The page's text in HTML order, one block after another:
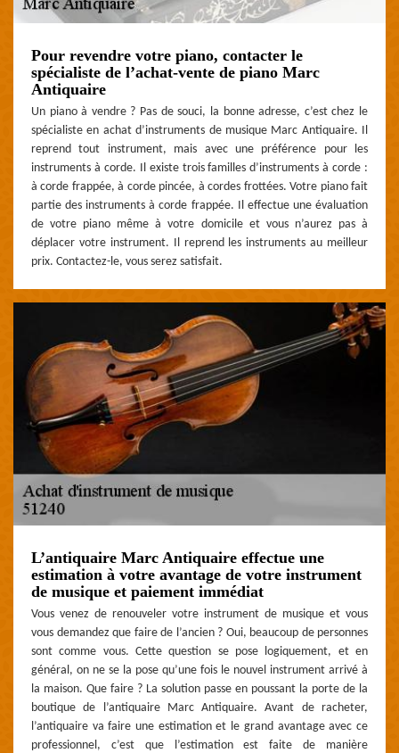
Pour revendre votre piano, contacter le
spécialiste de l’achat-vente de piano Marc
Antiquaire
Un piano à vendre ? Pas de souci, la bonne adresse, c’est chez le
spécialiste en achat d’instruments de musique Marc Antiquaire. Il
reprend tout instrument, mais avec une préférence pour les
instruments à corde. Il existe trois familles d’instruments à corde :
à corde frappée, à corde pincée, à cordes frottées. Votre piano fait
partie des instruments à corde frappée. Il effectue une évaluation
de votre piano même à votre domicile et vous n’aurez pas à
déplacer votre instrument. Il reprend les instruments au meilleur
prix. Contactez-le, vous serez satisfait.
L’antiquaire Marc Antiquaire effectue une
estimation à votre avantage de votre instrument
de musique et paiement immédiat
Vous venez de renouveler votre instrument de musique et vous
vous demandez que faire de l’ancien ? Oui, beaucoup de personnes
sont comme vous. Cette question se pose logiquement, et en
général, on ne se la pose qu’une fois le nouvel instrument arrivé à
la maison. Que faire ? La solution passe en poussant la porte de la
boutique de l’antiquaire Marc Antiquaire. Avant de racheter,
l’antiquaire va faire une estimation et le grand avantage avec ce
professionnel, c’est que l’estimation est faite de manière